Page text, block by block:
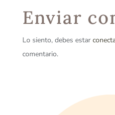
Enviar
Lo siento, debes estar
comentario.